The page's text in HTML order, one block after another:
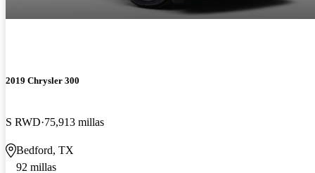
2019 Chrysler 300
S RWD 75,913 millas
Bedford, TX
92 millas